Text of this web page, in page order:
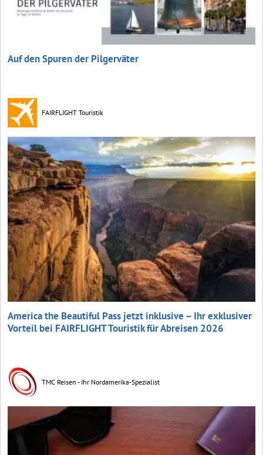
Auf den Spuren der Pilgerväter
FAIRFLIGHT Touristik
America the Beautiful Pass jetzt inklusive – Ihr exklusiver
Vorteil bei FAIRFLIGHT Touristik für Abreisen 2026
TMC Reisen - Ihr Nordamerika-Spezialist